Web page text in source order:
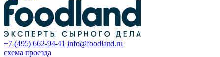
+7 (495) 662-94-41 info@foodland.ru
схема проезда